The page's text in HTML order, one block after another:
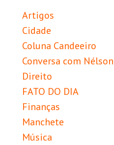
Artigos
Cidade
Coluna Candeeiro
Conversa com
Direito
FATO DO DIA
Finanças
Manchete
Música